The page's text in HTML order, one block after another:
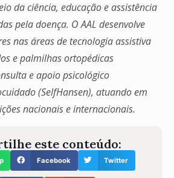
da ciência, educação e assistência
pela doença. O AAL desenvolve
nas áreas de tecnologia assistiva
e palmilhas ortopédicas
e apoio psicológico
(SelfHansen), atuando em
nacionais e internacionais.
este conteúdo:
Facebook Twitter